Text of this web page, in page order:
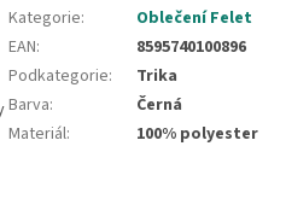
Kategorie:
Oblečení Felet
EAN:
8595740100896
Podkategorie:
Trika
Barva:
Černá
Materiál: 100% polyester